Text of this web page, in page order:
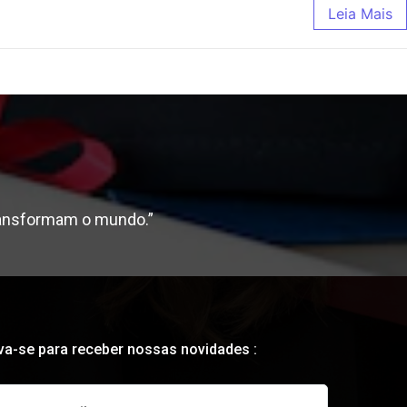
Leia Mais
o mundo.”
se para receber nossas novidades :